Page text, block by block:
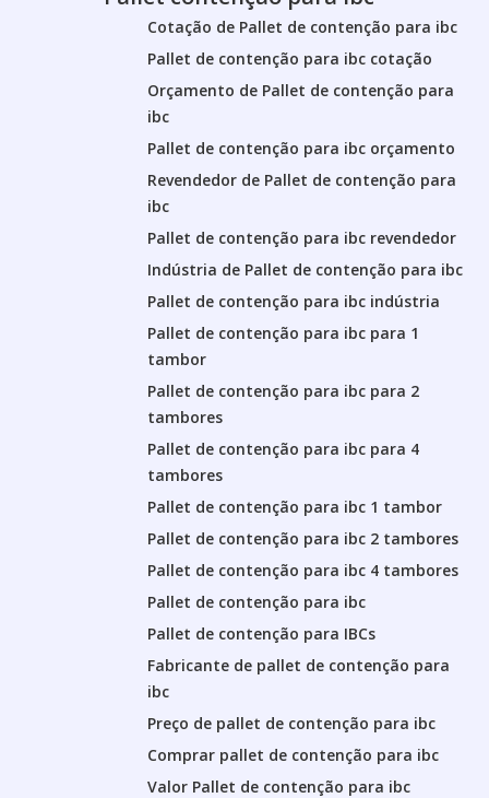
Cotação de Pallet de contenção para ibc
Pallet de contenção para ibc cotação
Orçamento de Pallet de contenção para
ibc
Pallet de contenção para ibc orçamento
Revendedor de Pallet de contenção para
ibc
Pallet de contenção para ibc revendedor
Indústria de Pallet de contenção para ibc
Pallet de contenção para ibc indústria
Pallet de contenção para ibc para 1
tambor
Pallet de contenção para ibc para 2
tambores
Pallet de contenção para ibc para 4
tambores
Pallet de contenção para ibc 1 tambor
Pallet de contenção para ibc 2 tambores
Pallet de contenção para ibc 4 tambores
Pallet de contenção para ibc
Pallet de contenção para IBCs
Fabricante de pallet de contenção para
ibc
Preço de pallet de contenção para ibc
Comprar pallet de contenção para ibc
Valor Pallet de contenção para ibc